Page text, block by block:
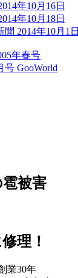
年10月16日
年10月18日
2014年10月1日
年春号
号 GooWorld
雹被害
理！